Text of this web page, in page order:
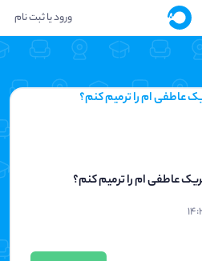
ورود یا ثبت نام
عاطفی ام را ترمیم کنم؟